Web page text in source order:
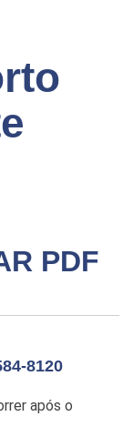
PDF
8120
após o